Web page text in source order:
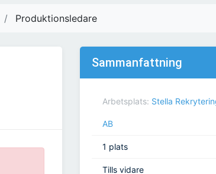
Produktionsledare
Sammanfattning
Arbetsplats: Stella
AB
1 plats
Tills vidare